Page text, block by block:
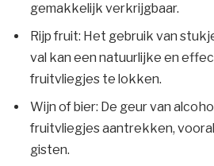
gemakkelijk verkrijgbaar.
Rijp fruit: Het gebruik van
val kan een natuurlijke en
fruitvliegjes te lokken.
Wijn of bier: De geur van
fruitvliegjes aantrekken,
gisten.